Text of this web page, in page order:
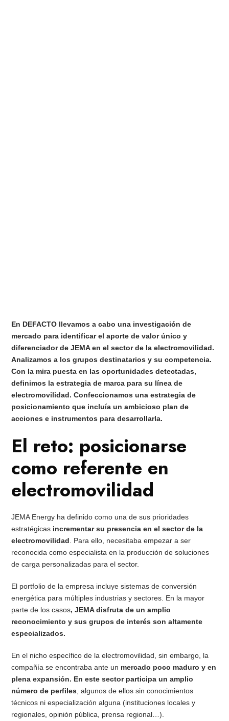
En DEFACTO llevamos a cabo una investigación de
mercado para identificar el aporte de valor único y
diferenciador de JEMA en el sector de la electromovilidad.
Analizamos a los grupos destinatarios y su competencia.
Con la mira puesta en las oportunidades detectadas,
definimos la estrategia de marca para su línea de
electromovilidad. Confeccionamos una estrategia de
posicionamiento que incluía un ambicioso plan de
acciones e instrumentos para desarrollarla.
El reto: posicionarse
como referente en
electromovilidad
JEMA Energy ha definido como una de sus prioridades
estratégicas incrementar su presencia en el sector de la
electromovilidad . Para ello, necesitaba empezar a ser
reconocida como especialista en la producción de soluciones
de carga personalizadas para el sector.
El portfolio de la empresa incluye sistemas de conversión
energética para múltiples industrias y sectores. En la mayor
parte de los casos, JEMA disfruta de un amplio
reconocimiento y sus grupos de interés son altamente
especializados.
En el nicho específico de la electromovilidad, sin embargo, la
compañía se encontraba ante un mercado poco maduro y en
plena expansión. En este sector participa un amplio
número de perfiles , algunos de ellos sin conocimientos
técnicos ni especialización alguna (instituciones locales y
regionales, opinión pública, prensa regional…).